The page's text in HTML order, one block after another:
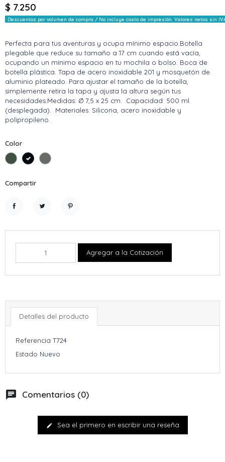
$ 7.250
Descuentos por volumen de compra / No incluye costo de impresión. Valores netos sin
Perfecta para tus aventuras y ocupa mínimo espacio.Botella
plegable que reduce su tamaño a 17 cm cuando está vacía,
ocupando un mínimo espacio en tu mochila o bolso. Boca de
botella plástica. Tapa de acero inoxidable 201 y mosquetón de
aluminio plateado. Para ajustar el tamaño de la botella,
simplemente retira la tapa y ajusta la altura según tus
necesidades.Medidas: Ø 7,5 x 25 cm. Capacidad: 500 ml.
(desplegada). Materiales: Silicona, acero inoxidable y
polipropileno.
Color
Verde Militar
NegroGris
Compartir
Agregar a la Cotización
Detalles del producto
Referencia T724
Estado Nuevo
chat Comentarios (0)
edit Sea el primero en escribir una reseña